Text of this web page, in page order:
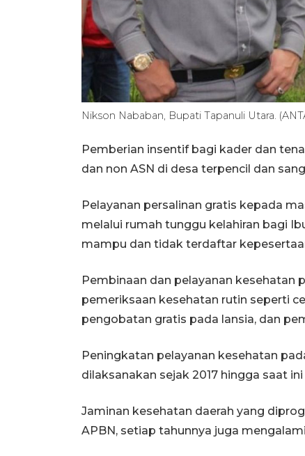
Nikson Nababan, Bupati Tapanuli Utara.
Pemberian insentif bagi kader dan
dan non ASN di desa terpencil dan
Pelayanan persalinan gratis kepada
melalui rumah tunggu kelahiran bagi
mampu dan tidak terdaftar
Pembinaan dan pelayanan kesehatan
pemeriksaan kesehatan rutin seperti
pengobatan gratis pada lansia, dan
Peningkatan pelayanan kesehatan
dilaksanakan sejak 2017 hingga saat
Jaminan kesehatan daerah yang
APBN, setiap tahunnya juga